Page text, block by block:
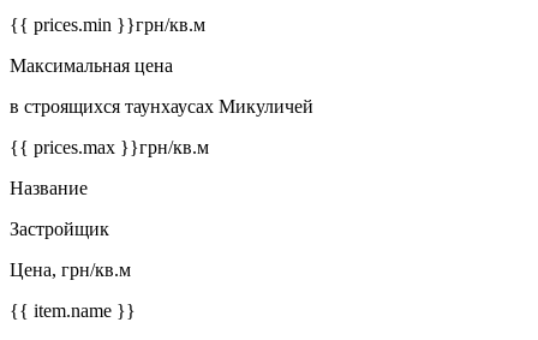
{{ prices.min }}грн/кв.м
Максимальная цена
в строящихся таунхаусах Микуличей
{{ prices.max }}грн/кв.м
Название
Застройщик
Цена, грн/кв.м
{{ item.name }}